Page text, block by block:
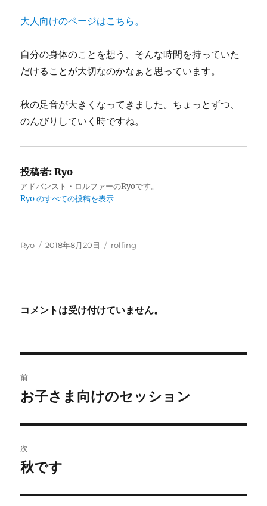
大人向けのページはこちら。
自分の身体のことを想う、そんな時間を持っていた
だけることが大切なのかなぁと思っています。
秋の足音が大きくなってきました。ちょっとずつ、
のんびりしていく時ですね。
投稿者: Ryo
アドバンスト・ロルファーのRyoです。
Ryo のすべての投稿を表示
投
Ryo
投
2018年8月20日
カ
rolfing
コメントは受け付けていません。
稿
ビ
ゲ
ー
前
前
投
稿:
お子さま向けのセッション
次
次
投
秋です